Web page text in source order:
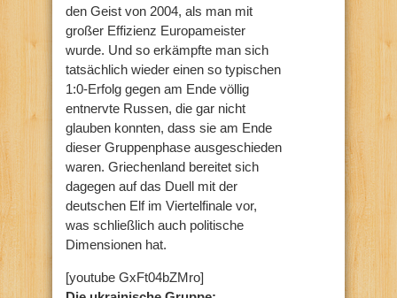
den Geist von 2004, als man mit
großer Effizienz Europameister
wurde. Und so erkämpfte man sich
tatsächlich wieder einen so typischen
1:0-Erfolg gegen am Ende völlig
entnervte Russen, die gar nicht
glauben konnten, dass sie am Ende
dieser Gruppenphase ausgeschieden
waren. Griechenland bereitet sich
dagegen auf das Duell mit der
deutschen Elf im Viertelfinale vor,
was schließlich auch politische
Dimensionen hat.
[youtube GxFt04bZMro]